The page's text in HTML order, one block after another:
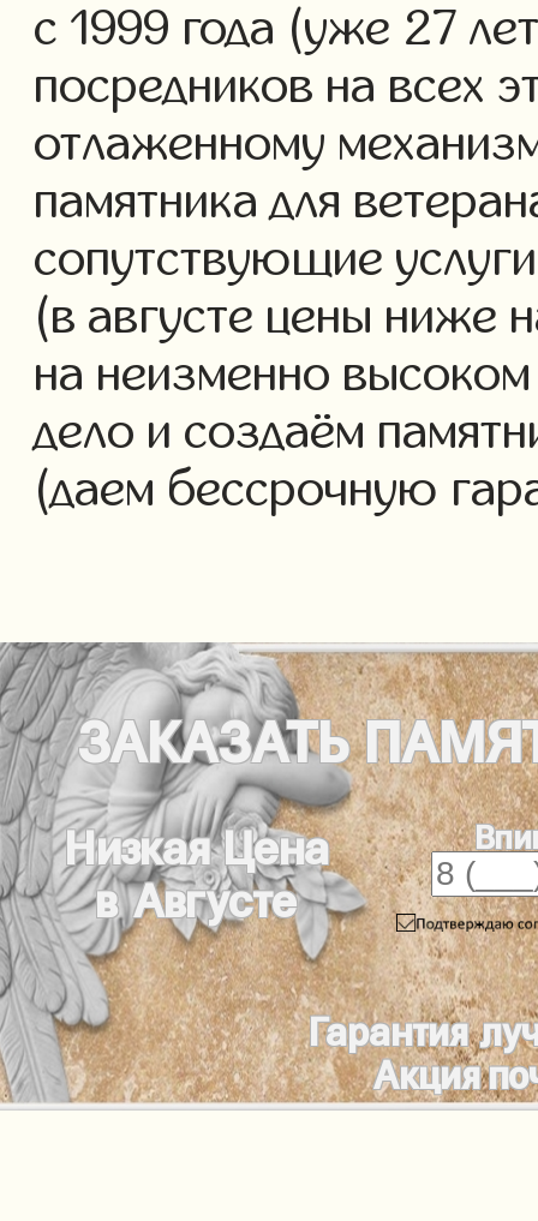
с 1999 года (уже 27
посредников на всех
отлаженному
памятника для
сопутствующие
(в августе цены ниже
на неизменно
дело и создаём
(даем бессрочную
ЗАКАЗАТЬ
Низкая Цена
в Августе
Гарантия
Акция